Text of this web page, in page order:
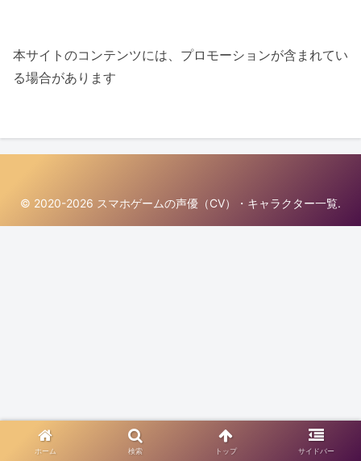
本サイトのコンテンツには、プロモーションが含まれてい
る場合があります
© 2020-2026 スマホゲームの声優（CV）・キャラクター一覧.
ホーム 検索 トップ サイドバー